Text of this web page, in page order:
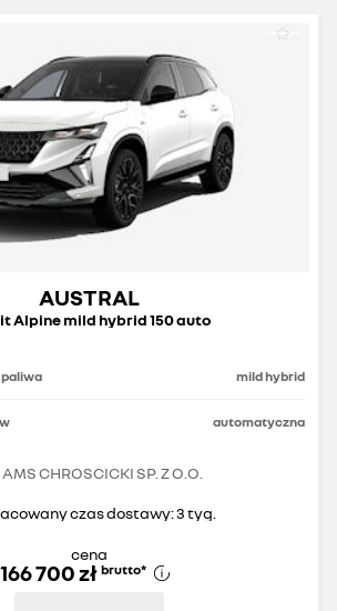
AUSTRAL
Alpine mild hybrid 150 auto
mild hybrid
automatyczna
AMS CHROSCICKI SP. Z O.O.
czas dostawy: 3 tyg.
cena
166 700 zł brutto*